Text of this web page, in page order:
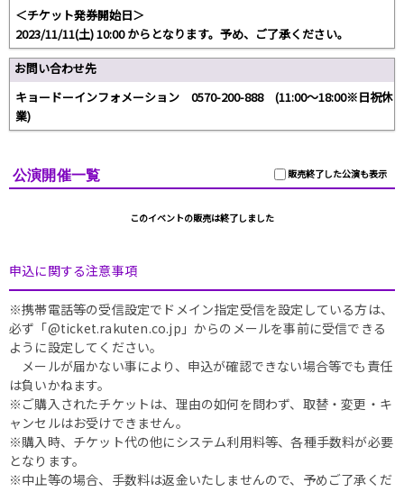
＜チケット発券開始日＞
2023/11/11(土) 10:00 からとなります。予め、ご了承ください。
お問い合わせ先
キョードーインフォメーション 0570-200-888 (11:00～18:00※日祝休
業)
販売終了した公演も表示
公演開催一覧
このイベントの販売は終了しました
申込に関する注意事項
※携帯電話等の受信設定でドメイン指定受信を設定している方は、
必ず「@ticket.rakuten.co.jp」からのメールを事前に受信できる
ように設定してください。
メールが届かない事により、申込が確認できない場合等でも責任
は負いかねます。
※ご購入されたチケットは、理由の如何を問わず、取替・変更・キ
ャンセルはお受けできません。
※購入時、チケット代の他にシステム利用料等、各種手数料が必要
となります。
※中止等の場合、手数料は返金いたしませんので、予めご了承くだ